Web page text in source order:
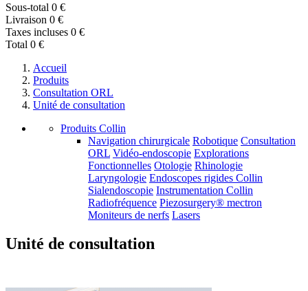
Sous-total 0 €
Livraison 0 €
Taxes incluses 0 €
Total 0 €
Accueil
Produits
Consultation ORL
Unité de consultation
Produits Collin
Navigation chirurgicale Robotique Consultation
ORL Vidéo-endoscopie Explorations
Fonctionnelles Otologie Rhinologie
Laryngologie Endoscopes rigides Collin
Sialendoscopie Instrumentation Collin
Radiofréquence Piezosurgery® mectron
Moniteurs de nerfs Lasers
Unité de consultation